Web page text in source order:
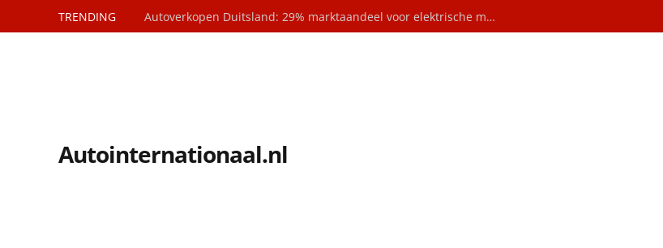
TRENDING Autoverkopen Duitsland: 29% marktaandeel voor elektrische modellen
Autointernationaal.nl